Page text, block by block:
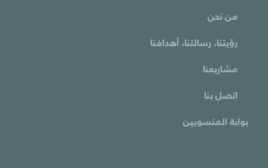
من نحن
رؤيتنا، رسالتنا، أهدافنا
مشاريعنا
اتصل بنا
بوابة المنسوبين